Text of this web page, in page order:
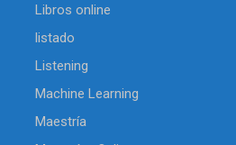
Libros online
listado
Listening
Machine Learning
Maestría